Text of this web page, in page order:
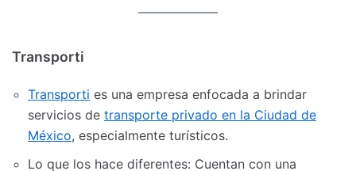
Transporti
Transporti es una empresa enfocada a brindar
servicios de transporte privado en la Ciudad de
México, especialmente turísticos.
Lo que los hace diferentes: Cuentan con una